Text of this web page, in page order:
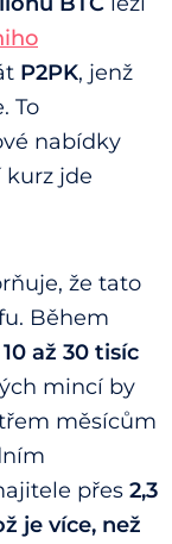
P2PK, jenž
To
nabídky
jde
že tato
Během
10 až 30 tisíc
mincí by
měsícům
přes 2,3
je více, než